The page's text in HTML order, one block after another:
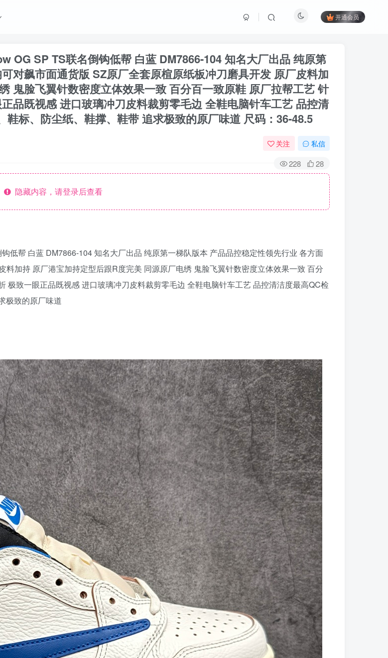
开通会员
OG SP TS联名倒钩低帮 白蓝 DM7866-104 知名大厂出品 纯原第
对飙市面通货版 SZ原厂全套原楦原纸板冲刀磨具开发 原厂皮料加
鬼脸飞翼针数密度立体效果一致 百分百一致原鞋 原厂拉帮工艺 针
品既视感 进口玻璃冲刀皮料裁剪零毛边 全鞋电脑针车工艺 品控清
标、防尘纸、鞋撑、鞋带 追求极致的原厂味道 尺码：36-48.5
关注 私信
228 28
隐藏内容，请登录后查看
低帮 白蓝 DM7866-104 知名大厂出品 纯原第一梯队版本 产品品控稳定性领先行业 各方面
加持 原厂港宝加持定型后跟R度完美 同源原厂电绣 鬼脸飞翼针数密度立体效果一致 百分
极致一眼正品既视感 进口玻璃冲刀皮料裁剪零毛边 全鞋电脑针车工艺 品控清洁度最高QC检
极致的原厂味道